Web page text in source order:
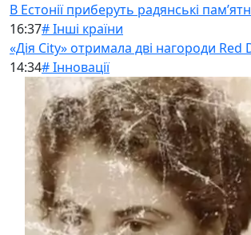
В Естонії приберуть радянські
16:37# Інші країни
«Дія City» отримала дві нагороди Red
14:34# Інновації